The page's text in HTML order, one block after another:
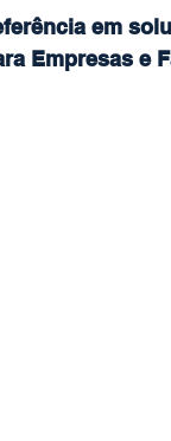
em
Empresas e